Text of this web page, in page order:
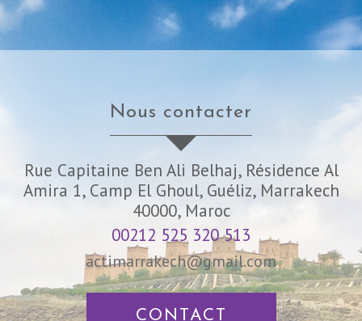
nous contacter
Rue Capitaine Ben Ali Belhaj, Résidence Al
Amira 1, Camp El Ghoul, Guéliz, Marrakech
40000, Maroc
00212 525 320 513
actimarrakech@gmail.com
CONTACT